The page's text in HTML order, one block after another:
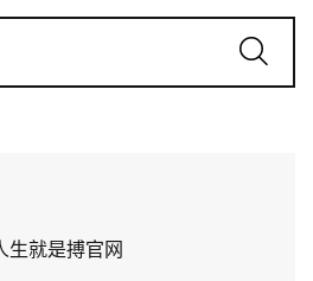
生就是搏官网